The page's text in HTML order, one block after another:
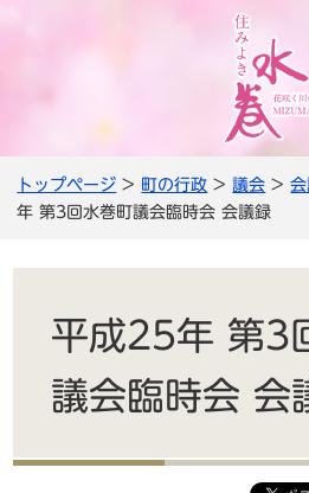
トップページ > 町の行政 >議会 >
年 第3回水巻町議会臨時会 会議録
平成25年 第3
議会臨時会 会